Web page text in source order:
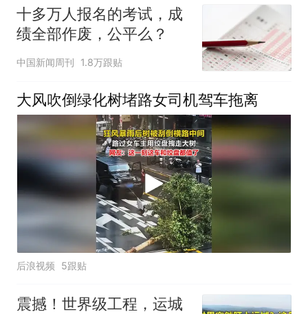
十多万人报名的考试，成
绩全部作废，公平么？
中国新闻周刊 1.8万跟贴
大风吹倒绿化树堵路女司机驾车拖离
后浪视频 5跟贴
震撼！世界级工程，运城